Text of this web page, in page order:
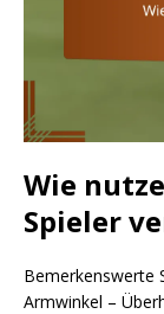
Wie
Spieler
Bemerkenswerte
Armwinkel –